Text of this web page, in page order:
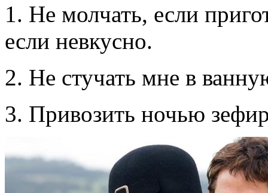
1. Не молчать, если
если невкусно.
2. Не стучать мне в
3. Привозить ночью